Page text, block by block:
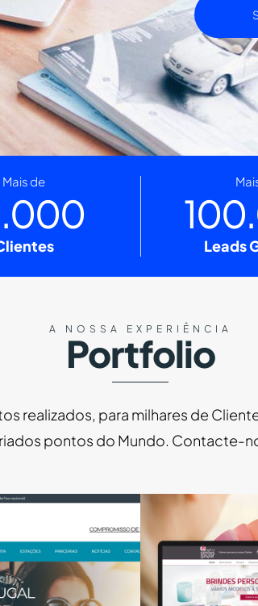
Mais de
Leads
A NOSSA EXPERIÊNCIA
Portfolio
realizados, para milhares de
pontos do Mundo. Contacte-